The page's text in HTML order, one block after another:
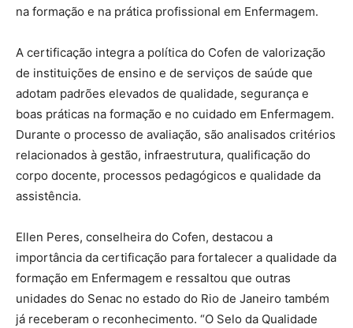
na formação e na prática profissional em Enfermagem.
A certificação integra a política do Cofen de valorização
de instituições de ensino e de serviços de saúde que
adotam padrões elevados de qualidade, segurança e
boas práticas na formação e no cuidado em Enfermagem.
Durante o processo de avaliação, são analisados critérios
relacionados à gestão, infraestrutura, qualificação do
corpo docente, processos pedagógicos e qualidade da
assistência.
Ellen Peres, conselheira do Cofen, destacou a
importância da certificação para fortalecer a qualidade da
formação em Enfermagem e ressaltou que outras
unidades do Senac no estado do Rio de Janeiro também
já receberam o reconhecimento. “O Selo da Qualidade